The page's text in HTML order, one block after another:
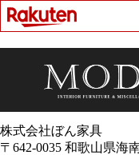
株式会社ぼん家具
〒642-0035 和歌山県海